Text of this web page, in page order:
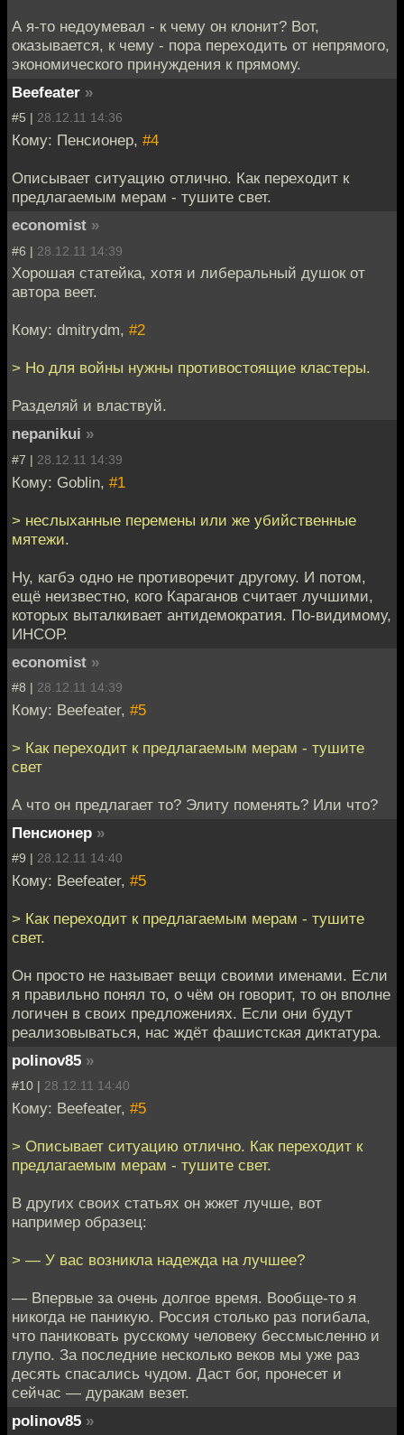
А я-то недоумевал - к чему он клонит? Вот,
оказывается, к чему - пора переходить от непрямого,
экономического принуждения к прямому.
Beefeater »
#5 | 28.12.11 14:36
Кому: Пенсионер, #4
Описывает ситуацию отлично. Как переходит к
предлагаемым мерам - тушите свет.
economist »
#6 | 28.12.11 14:39
Хорошая статейка, хотя и либеральный душок от
автора веет.
Кому: dmitrydm, #2
> Но для войны нужны противостоящие кластеры.
Разделяй и властвуй.
nepanikui »
#7 | 28.12.11 14:39
Кому: Goblin, #1
> неслыханные перемены или же убийственные
мятежи.
Ну, кагбэ одно не противоречит другому. И потом,
ещё неизвестно, кого Караганов считает лучшими,
которых выталкивает антидемократия. По-видимому,
ИНСОР.
economist »
#8 | 28.12.11 14:39
Кому: Beefeater, #5
> Как переходит к предлагаемым мерам - тушите
свет
А что он предлагает то? Элиту поменять? Или что?
Пенсионер »
#9 | 28.12.11 14:40
Кому: Beefeater, #5
> Как переходит к предлагаемым мерам - тушите
свет.
Он просто не называет вещи своими именами. Если
я правильно понял то, о чём он говорит, то он вполне
логичен в своих предложениях. Если они будут
реализовываться, нас ждёт фашистская диктатура.
polinov85 »
#10 | 28.12.11 14:40
Кому: Beefeater, #5
> Описывает ситуацию отлично. Как переходит к
предлагаемым мерам - тушите свет.
В других своих статьях он жжет лучше, вот
например образец:
> — У вас возникла надежда на лучшее?
— Впервые за очень долгое время. Вообще-то я
никогда не паникую. Россия столько раз погибала,
что паниковать русскому человеку бессмысленно и
глупо. За последние несколько веков мы уже раз
десять спасались чудом. Даст бог, пронесет и
сейчас — дуракам везет.
polinov85 »